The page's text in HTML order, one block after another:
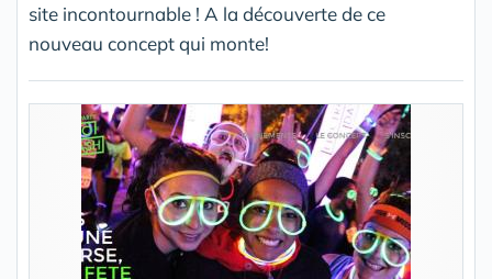
site incontournable ! A la découverte de ce
nouveau concept qui monte!